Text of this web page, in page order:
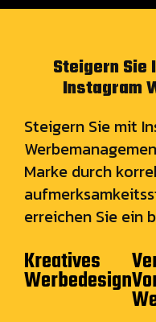
Steigern Sie
Instagram
Steigern Sie mit
Marke durch
erreichen Sie ein
Kreatives
Werbedesign